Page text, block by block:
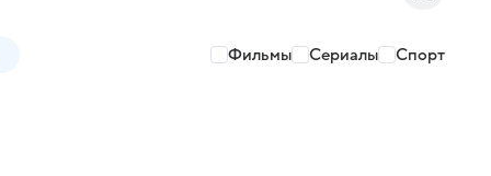
Фильмы Сериалы Спорт